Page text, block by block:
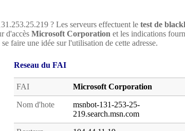
? Les serveurs effectuent le test de
d'accès Microsoft Corporation et les indications
faire une idée sur l'utilisation de cette adresse.
Reseau du FAI
FAI Microsoft Corporation
Nom d'hote
msnbot-131-253-25-
219.search.msn.com